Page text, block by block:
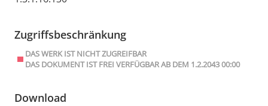
Zugriffsbeschränkung
DAS WERK IST NICHT ZUGREIFBAR
DAS DOKUMENT IST FREI VERFÜGBAR AB DEM 1.2.2043 00:00
Download